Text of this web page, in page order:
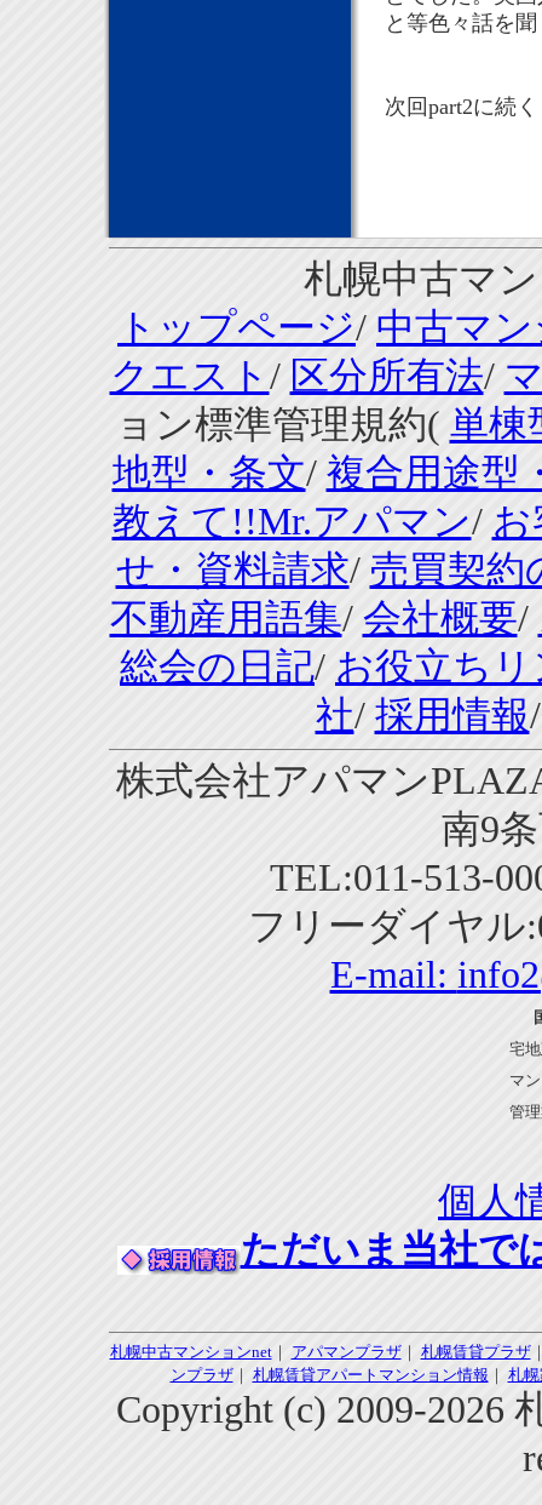
と等色々話を
次回part2に続
札幌中古マ
トップページ/ 中古マ
クエスト / 区分所有法/
ョン標準管理規約( 単棟
地型・条文/ 複合用途型
教えて!!Mr.アパマン/ お
せ・資料請求/ 売買契約
不動産用語集/ 会社概要/
総会の日記/ お役立ち
社/ 採用情報
株式会社アパマン
南9
TEL:011-513-
フリーダイヤル
E-mail:
宅
マ
管
個人
ただいま当社で
札幌中古マンションnet｜ アパマンプラザ｜ 札幌賃貸プラザ
ンプラザ｜ 札幌賃貸アパートマンション情報 ｜ 札
Copyright (c) 2009-2026